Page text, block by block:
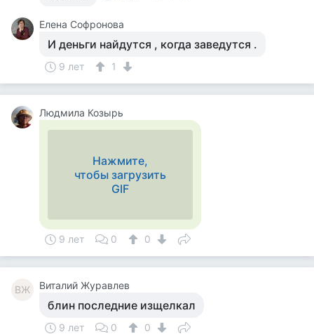
Елена Софронова
И деньги найдутся , когда заведутся .
9 лет 1
Людмила Козырь
Нажмите,
чтобы загрузить
GIF
9 лет 0 0
ВЖ Виталий Журавлев
блин последние изщелкал
9 лет 0 0